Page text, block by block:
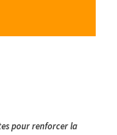
pour renforcer la